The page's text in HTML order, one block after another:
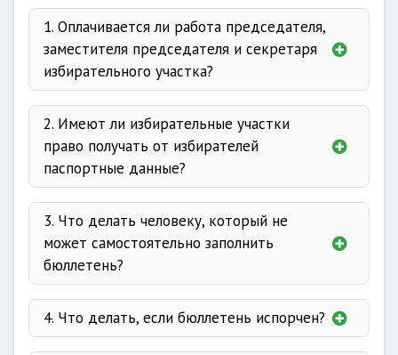
1. Оплачивается ли работа председателя,
заместителя председателя и секретаря
избирательного участка?
2. Имеют ли избирательные участки
право получать от избирателей
паспортные данные?
3. Что делать человеку, который не
может самостоятельно заполнить
бюллетень?
4. Что делать, если бюллетень испорчен?